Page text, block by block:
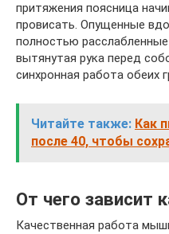
притяжения поясница
провисать. Опущенные
полностью
вытянутая рука перед
синхронная работа обеих
Читайте также: Как
после 40, чтобы
От чего зависит
Качественная работа